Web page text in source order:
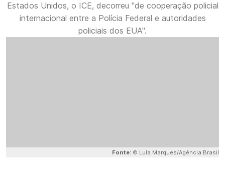
Estados Unidos, o ICE, decorreu "de cooperação policial
internacional entre a Polícia Federal e autoridades
policiais dos EUA".
Fonte: © Lula Marques/Agência Brasil